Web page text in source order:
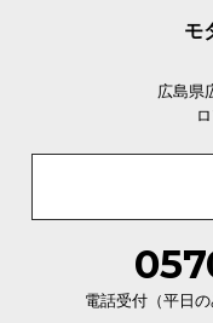
機能の損壊・部
も無償で対応。
た場合、新しく
モ
広島県
電話受付（平日